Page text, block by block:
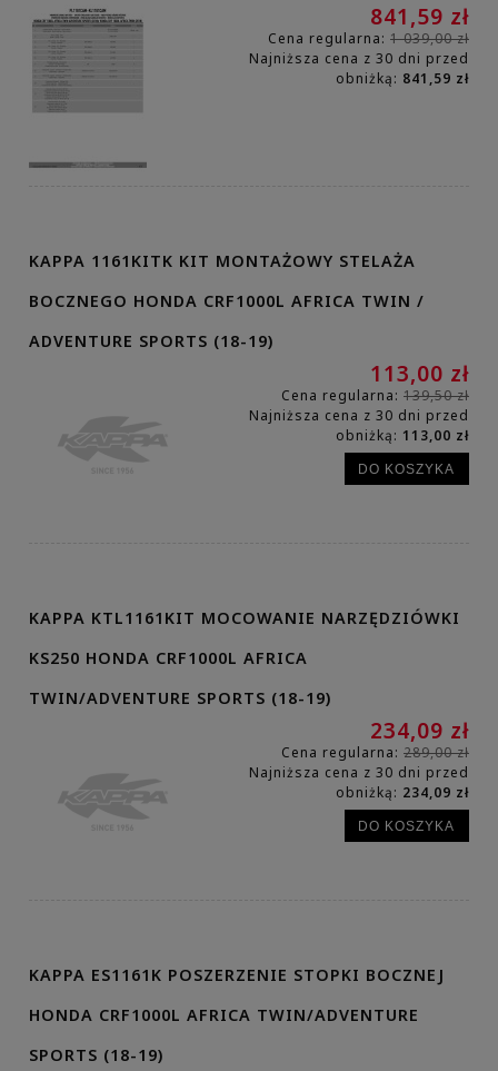
841,59 zł
Cena regularna: 1 039,00 zł
Najniższa cena z 30 dni przed
obniżką: 841,59 zł
KAPPA 1161KITK KIT MONTAŻOWY STELAŻA
BOCZNEGO HONDA CRF1000L AFRICA TWIN /
ADVENTURE SPORTS (18-19)
113,00 zł
Cena regularna: 139,50 zł
Najniższa cena z 30 dni przed
obniżką: 113,00 zł
DO KOSZYKA
KAPPA KTL1161KIT MOCOWANIE NARZĘDZIÓWKI
KS250 HONDA CRF1000L AFRICA
TWIN/ADVENTURE SPORTS (18-19)
234,09 zł
Cena regularna: 289,00 zł
Najniższa cena z 30 dni przed
obniżką: 234,09 zł
DO KOSZYKA
KAPPA ES1161K POSZERZENIE STOPKI BOCZNEJ
HONDA CRF1000L AFRICA TWIN/ADVENTURE
SPORTS (18-19)